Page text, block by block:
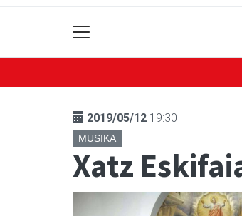
2019/05/12 19:30
MUSIKA
Xatz